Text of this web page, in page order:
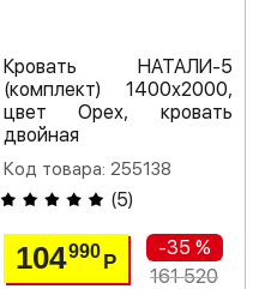
Кровать НАТАЛИ-5
(комплект) 1400х2000,
цвет Орех, кровать
двойная
Код товара: 255138
(5)
104990 Р
-35 %
161 520